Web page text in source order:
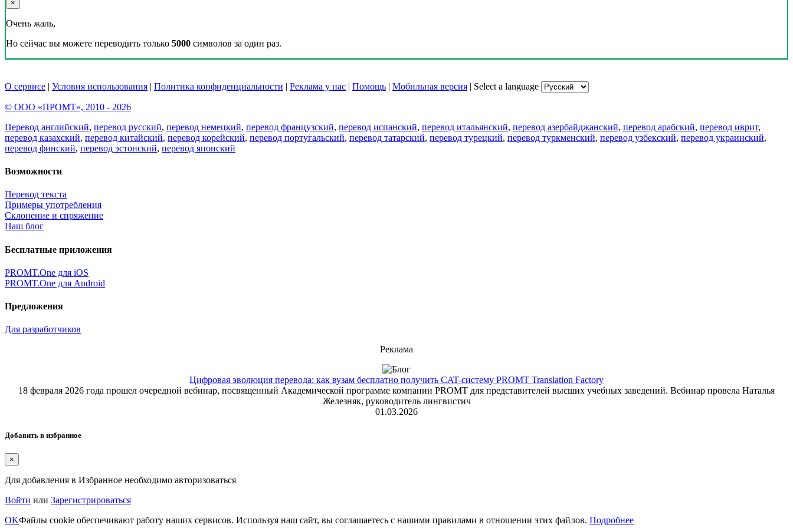
×
Очень жаль,
Но сейчас вы можете переводить только 5000 символов за один раз.
О сервисе | Условия использования | Политика конфиденциальности | Реклама у нас | Помощь | Мобильная версия | Select a language
© ООО «ПРОМТ», 2010 - 2026
Перевод английский, перевод русский, перевод немецкий, перевод французский, перевод испанский, перевод итальянский, перевод азербайджанский, перевод арабский, перевод иврит,
перевод казахский, перевод китайский, перевод корейский, перевод португальский, перевод татарский, перевод турецкий, перевод туркменский, перевод узбекский, перевод украинский,
перевод финский, перевод эстонский, перевод японский
Возможности
Перевод текста
Примеры употребления
Склонение и спряжение
Наш блог
Бесплатные приложения
PROMT.One для iOS
PROMT.One для Android
Предложения
Для разработчиков
Реклама
Цифровая эволюция перевода: как вузам бесплатно получить CAT-систему PROMT Translation Factory
18 февраля 2026 года прошел очередной вебинар, посвященный Академической программе компании PROMT для представителей высших учебных заведений. Вебинар провела Наталья
Железняк, руководитель лингвистич
01.03.2026
Добавить в избранное
×
Для добавления в Избранное необходимо авторизоваться
Войти или Зарегистрироваться
OKФайлы cookie обеспечивают работу наших сервисов. Используя наш сайт, вы соглашаетесь с нашими правилами в отношении этих файлов. Подробнее